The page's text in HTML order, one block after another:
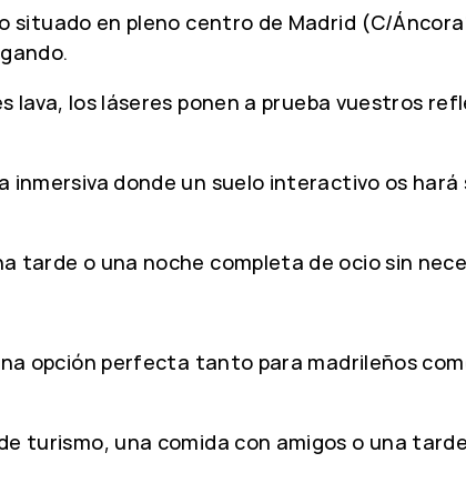
situado en pleno centro de Madrid (C/
lava, los láseres ponen a prueba vuestros
inmersiva donde un suelo interactivo os
tarde o una noche completa de ocio sin
opción perfecta tanto para madrileños
turismo, una comida con amigos o una